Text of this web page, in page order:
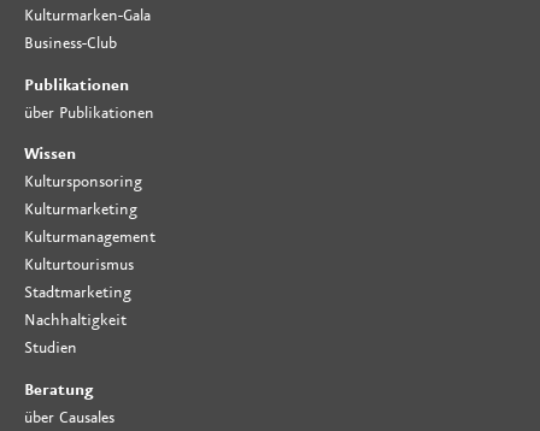
Kulturmarken-Gala
Business-Club
Publikationen
über Publikationen
Wissen
Kultursponsoring
Kulturmarketing
Kulturmanagement
Kulturtourismus
Stadtmarketing
Nachhaltigkeit
Studien
Beratung
über Causales